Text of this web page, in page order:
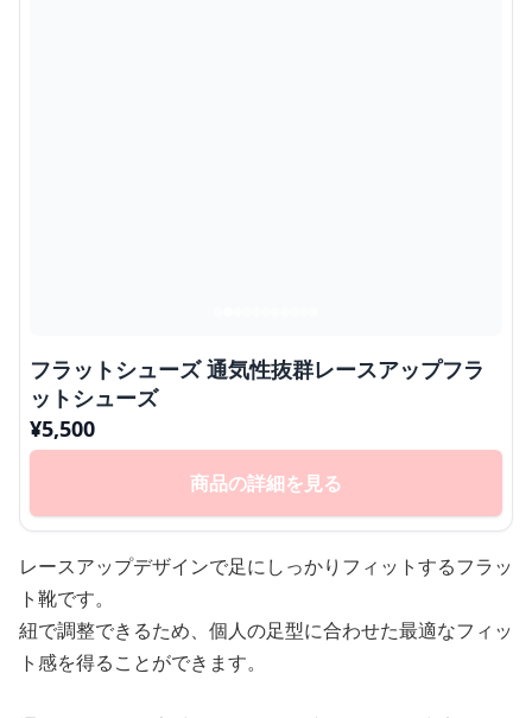
フラットシューズ 通気性抜群レースアップフラ
ットシューズ
¥5,500
商品の詳細を見る
レースアップデザインで足にしっかりフィットするフラッ
ト靴です。
紐で調整できるため、個人の足型に合わせた最適なフィッ
ト感を得ることができます。